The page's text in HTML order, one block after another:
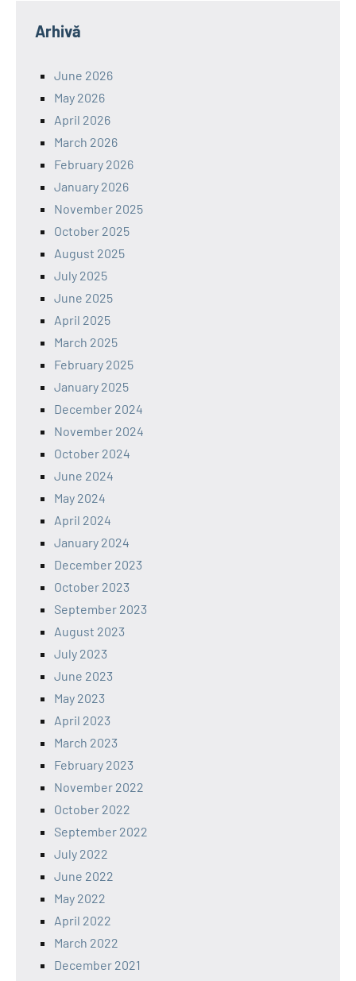
Arhivă
June 2026
May 2026
April 2026
March 2026
February 2026
January 2026
November 2025
October 2025
August 2025
July 2025
June 2025
April 2025
March 2025
February 2025
January 2025
December 2024
November 2024
October 2024
June 2024
May 2024
April 2024
January 2024
December 2023
October 2023
September 2023
August 2023
July 2023
June 2023
May 2023
April 2023
March 2023
February 2023
November 2022
October 2022
September 2022
July 2022
June 2022
May 2022
April 2022
March 2022
December 2021